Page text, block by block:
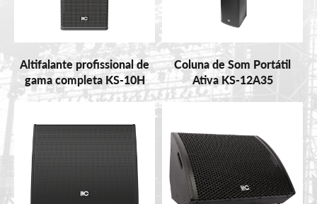
Altifalante profissional de
gama completa KS-10H
Coluna de Som Portátil
Ativa KS-12A35